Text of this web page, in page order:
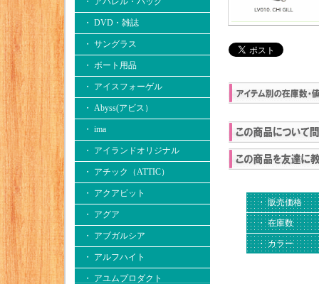
・ DVD・雑誌
・ サングラス
・ ボート用品
・ アイスフォーゲル
・ Abyss(アビス）
・ ima
・ アイランドオリジナル
・ アチック（ATTIC）
・ アクアビット
・ アグア
・ アブガルシア
・ アルフハイト
・ アユムプロダクト
・ 販売価格
・ 在庫数
・ カラー